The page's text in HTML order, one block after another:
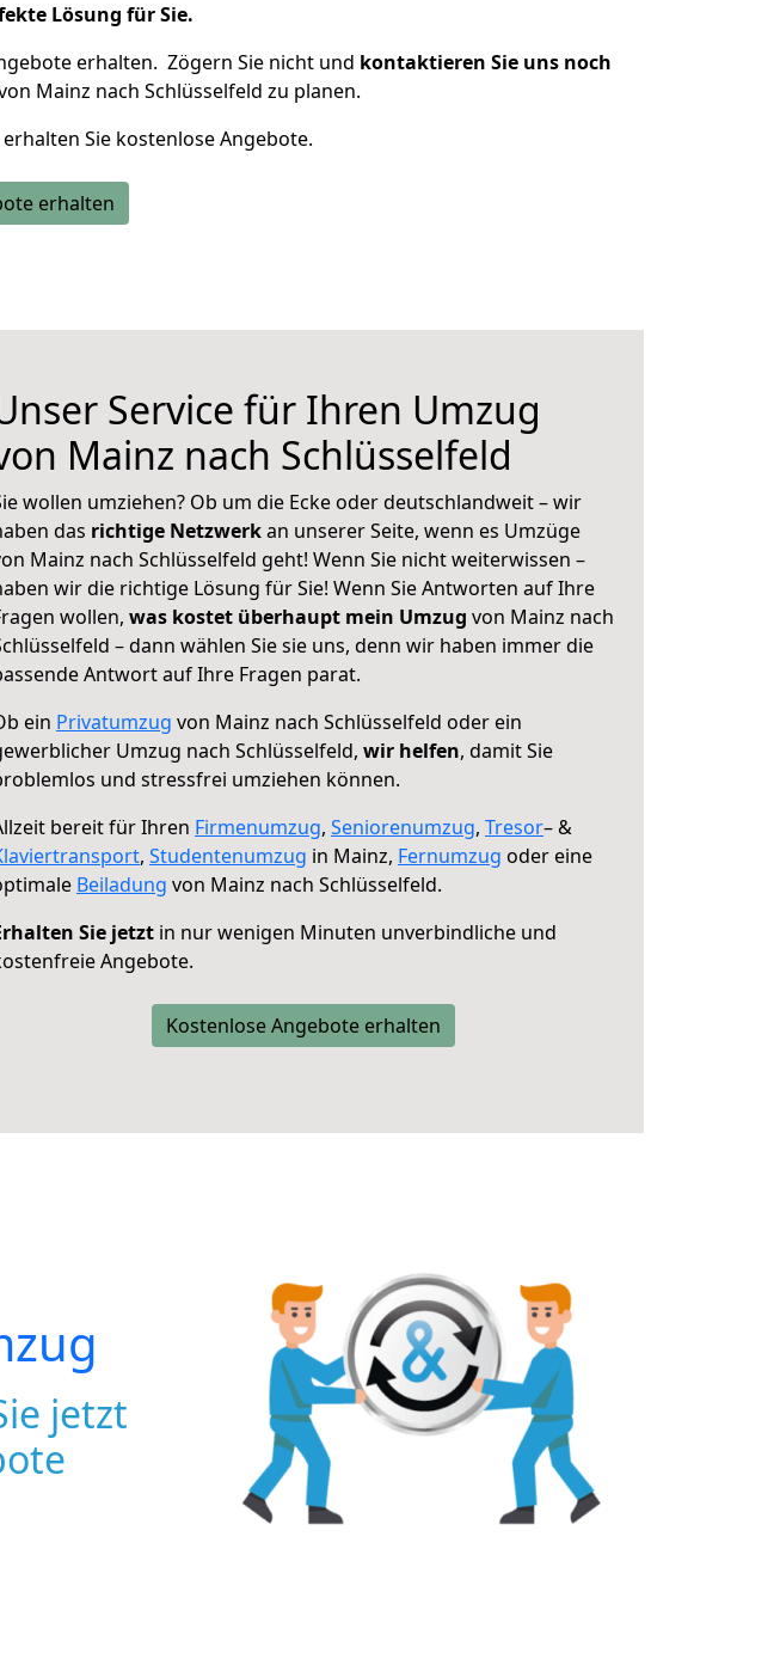
Lösung für Sie.
erhalten. Zögern Sie nicht und kontaktieren Sie uns noch
Mainz nach Schlüsselfeld zu planen.
Sie kostenlose Angebote.
erhalten
Service für Ihren Umzug
Mainz nach Schlüsselfeld
wollen umziehen? Ob um die Ecke oder deutschlandweit – wir
das richtige Netzwerkan unserer Seite, wenn es Umzüge
Mainz nach Schlüsselfeld geht! Wenn Sie nicht weiterwissen –
wir die richtige Lösung für Sie! Wenn Sie Antworten auf Ihre
wollen, was kostet überhaupt mein Umzug von Mainz nach
– dann wählen Sie sie uns, denn wir haben immer die
Antwort auf Ihre Fragen parat.
ein Privatumzug von Mainz nach Schlüsselfeld oder ein
Umzug nach Schlüsselfeld, wir helfen, damit Sie
und stressfrei umziehen können.
bereit für Ihren Firmenumzug, Seniorenumzug, Tresor– &
, Studentenumzug in Mainz, Fernumzug oder eine
Beiladung von Mainz nach Schlüsselfeld.
Sie jetzt in nur wenigen Minuten unverbindliche und
Angebote.
Kostenlose Angebote erhalten
jetzt